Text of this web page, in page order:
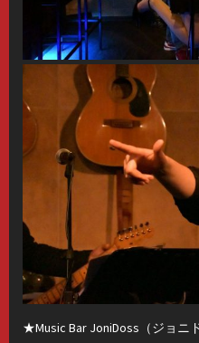
★Music Bar JoniDoss（ジョニド